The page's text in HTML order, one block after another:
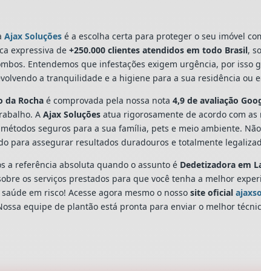
Ajax Soluções é a escolha certa para proteger o seu imóvel
expressiva de +250.000 clientes atendidos em todo Brasil,
Entendemos que infestações exigem urgência, por isso
a tranquilidade e a higiene para a sua residência ou
da Rocha é comprovada pela nossa nota 4,9 de avaliação
AAjax Soluções atua rigorosamente de acordo com
seguros para a sua família, pets e meio ambiente.
para assegurar resultados duradouros e totalmente
a referência absoluta quando o assunto é Dedetizadora em
os serviços prestados para que você tenha a melhor
em risco! Acesse agora mesmo o nosso site oficial
equipe de plantão está pronta para enviar o melhor